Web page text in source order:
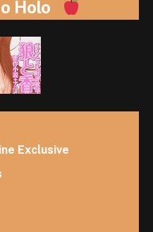
Holo
Exclusive